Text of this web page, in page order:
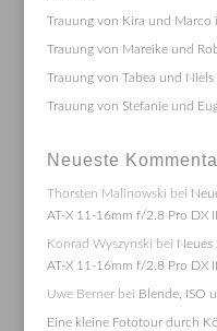
Trauung von Kira und Marco
Trauung von Mareike und
Trauung von Tabea und
Trauung von Stefanie und
Neueste
Thorsten Malinowski bei
AT-X 11-16mm f/2.8 Pro DX II
Konrad Wyszynski bei Neues
AT-X 11-16mm f/2.8 Pro DX II
Uwe Bernerbei Blende, ISO
Eine kleine Fototour durch